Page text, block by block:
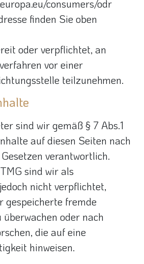
consumers/odr
finden Sie oben
oder verpflichtet, an
vor einer
teilzunehmen.
sind wir gemäß § 7 Abs.1
auf diesen Seiten nach
verantwortlich.
sind wir als
nicht verpflichtet,
gespeicherte fremde
oder nach
die auf eine
hinweisen.